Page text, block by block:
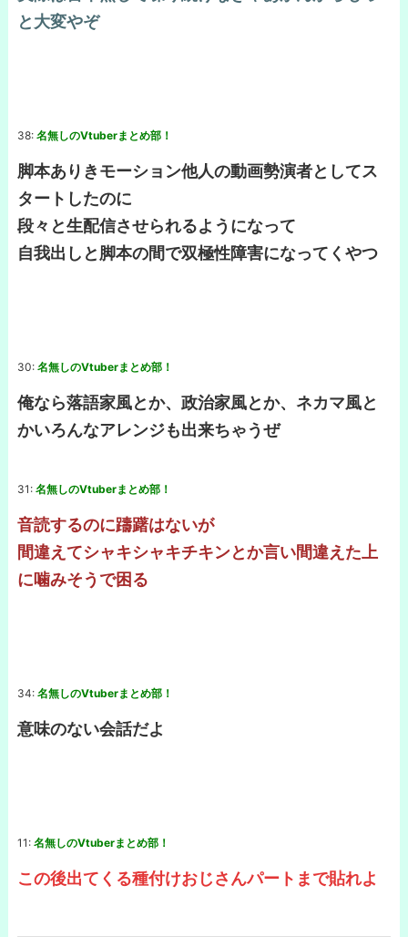
と大変やぞ
38: 名無しのVtuberまとめ部！
脚本ありきモーション他人の動画勢演者としてス
タートしたのに
段々と生配信させられるようになって
自我出しと脚本の間で双極性障害になってくやつ
30: 名無しのVtuberまとめ部！
俺なら落語家風とか、政治家風とか、ネカマ風と
かいろんなアレンジも出来ちゃうぜ
31: 名無しのVtuberまとめ部！
音読するのに躊躇はないが
間違えてシャキシャキチキンとか言い間違えた上
に噛みそうで困る
34: 名無しのVtuberまとめ部！
意味のない会話だよ
11: 名無しのVtuberまとめ部！
この後出てくる種付けおじさんパートまで貼れよ